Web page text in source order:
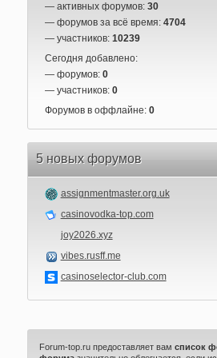
— активных форумов: 30
— форумов за всё время: 4704
— участников: 10239
Сегодня добавлено:
— форумов: 0
— участников: 0
Форумов в оффлайне: 0
5 новых форумов
assignmentmaster.org.uk
casinovodka-top.com
joy2026.xyz
vibes.rusff.me
casinoselector-club.com
Forum-top.ru предоставляет вамсписок